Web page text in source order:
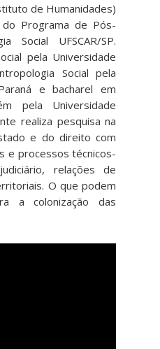
de Humanidades)
Programa de Pós-
Social UFSCAR/SP.
pela Universidade
Social pela
e bacharel em
pela Universidade
realiza pesquisa na
e do direito com
e processos técnicos-
relações de
O que podem
a colonização das